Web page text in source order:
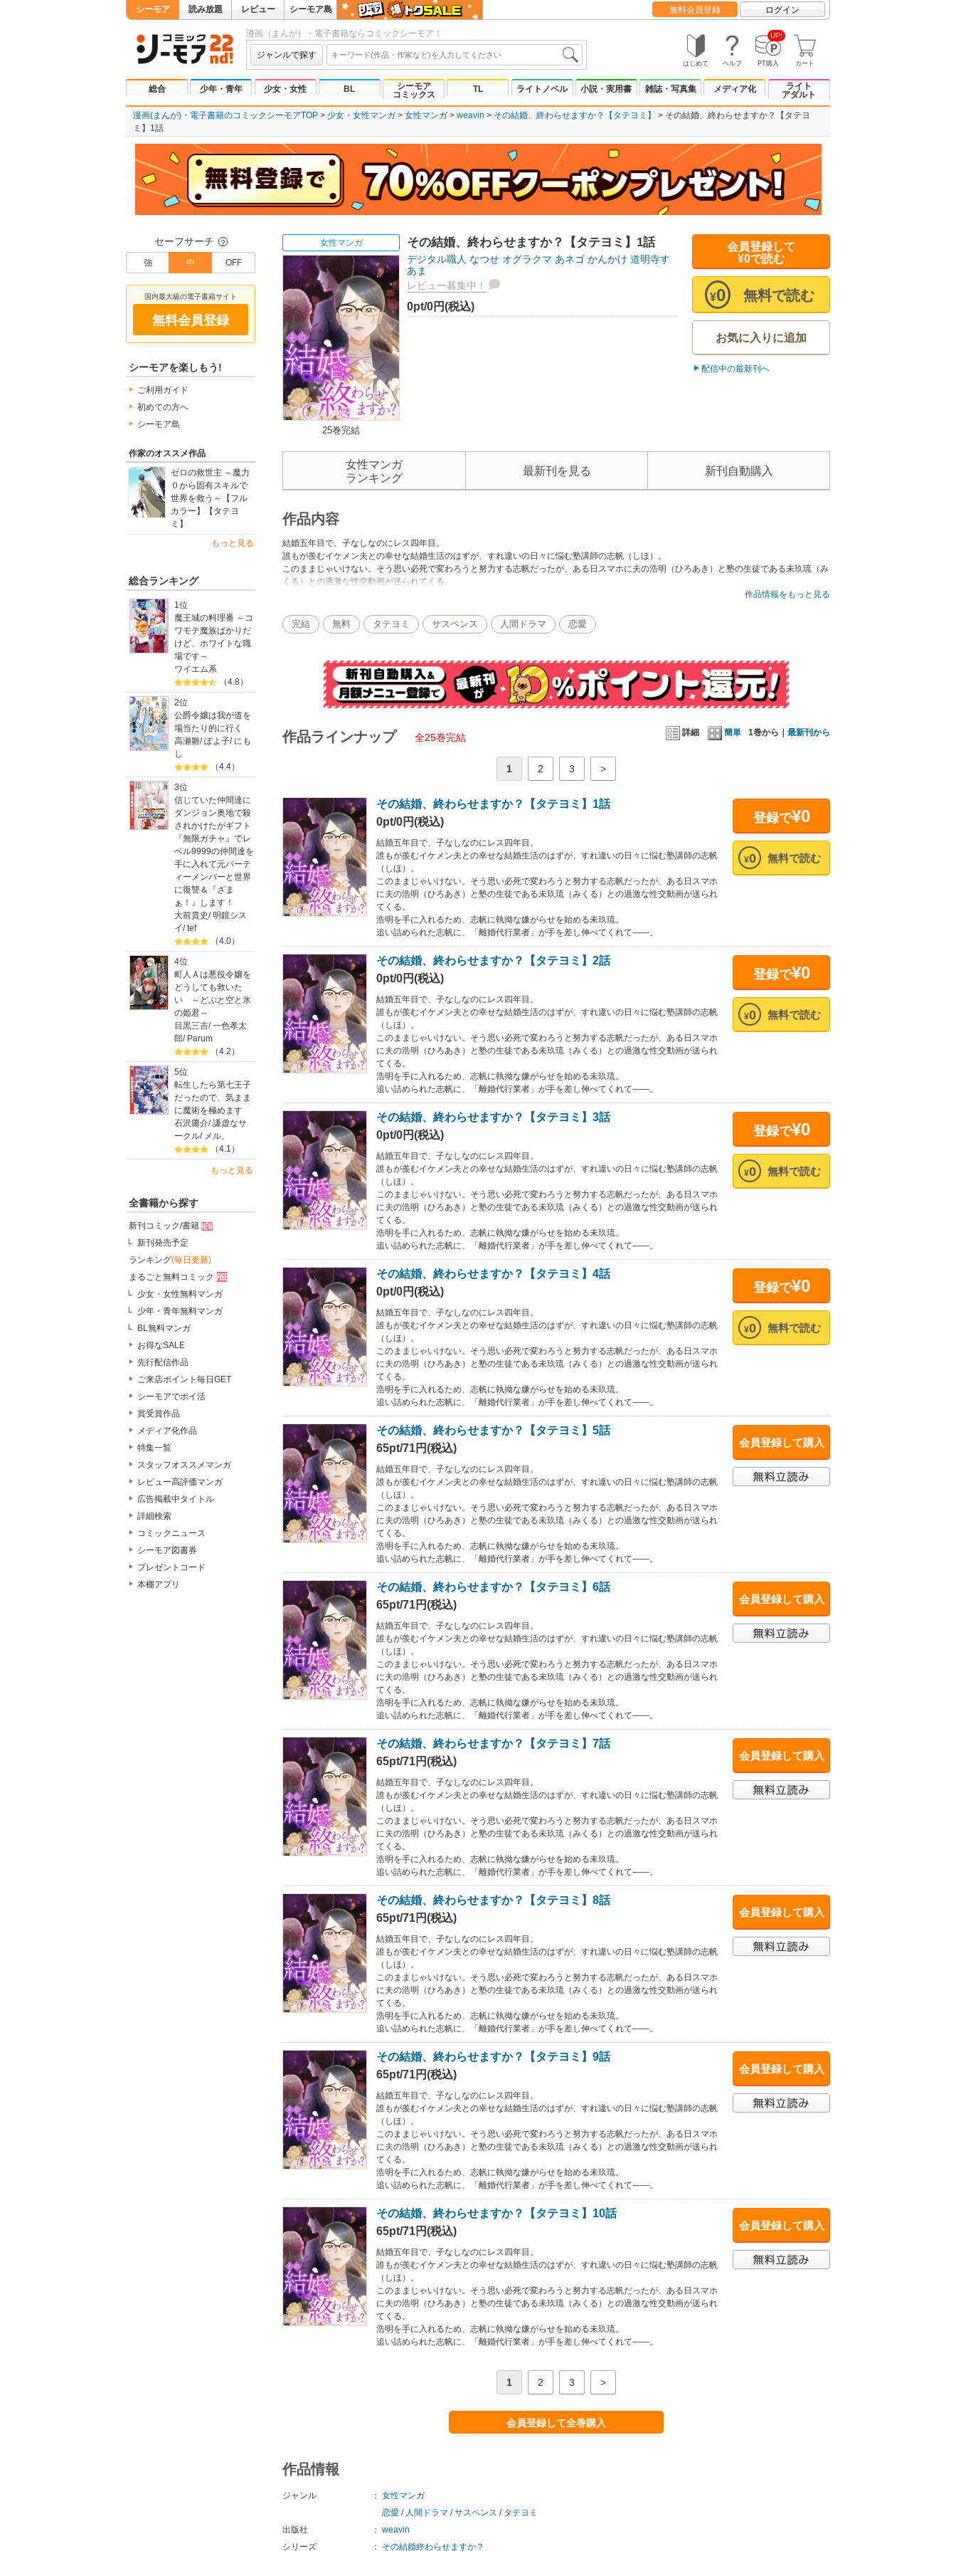
シーモア 読み放題 レビュー シーモア島 無料会員登録 ログイン
漫画（まんが）・電子書籍ならコミックシーモア！
ジャンルで探す
はじめて ヘルプ
UP!
PT購入 カート
総合 少年・青年 少女・女性 BL
シーモア
コミックス
TL ライトノベル 小説・実用書 雑誌・写真集 メディア化
ライト
アダルト
漫画(まんが)・電子書籍のコミックシーモアTOP 少女・女性マンガ 女性マンガ weavin その結婚、終わらせますか？【タテヨミ】
その結婚、終わらせますか？【タテヨ
ミ】1話
セーフサーチ ？
強 中 OFF
国内最大級の電子書籍サイト
無料会員登録
シーモアを楽しもう!
ご利用ガイド
初めての方へ
シーモア島
作家のオススメ作品
ゼロの救世主 ～魔力
０から固有スキルで
世界を救う～【フル
カラー】【タテヨ
ミ】
もっと見る
総合ランキング
1位
魔王城の料理番 ～コ
ワモテ魔族ばかりだ
けど、ホワイトな職
場です～
ワイエム系
（4.8）
2位
公爵令嬢は我が道を
場当たり的に行く
高瀬雛/ぽよ子/ にも
し
（4.4）
3位
信じていた仲間達に
ダンジョン奥地で殺
されかけたがギフト
『無限ガチャ』でレ
ベル9999の仲間達を
手に入れて元パーテ
ィーメンバーと世界
に復讐＆『ざま
ぁ！』します！
大前貴史/明鏡シス
イ/tef
（4.0）
4位
町人Ａは悪役令嬢を
どうしても救いた
い ～どぶと空と氷
の姫君～
目黒三吉/一色孝太
郎/ Parum
（4.2）
5位
転生したら第七王子
だったので、気まま
に魔術を極めます
石沢庸介/謙虚なサ
ークル/ メル。
（4.1）
もっと見る
全書籍から探す
新刊コミック/書籍
新刊発売予定
ランキング(毎日更新)
まるごと無料コミック
少女・女性無料マンガ
少年・青年無料マンガ
BL無料マンガ
お得なSALE
先行配信作品
ご来店ポイント毎日GET
シーモアでポイ活
賞受賞作品
メディア化作品
特集一覧
スタッフオススメマンガ
レビュー高評価マンガ
広告掲載中タイトル
詳細検索
コミックニュース
シーモア図書券
プレゼントコード
本棚アプリ
女性マンガ
25巻完結
その結婚、終わらせますか？【タテヨミ】1話
デジタル職人 なつせ オグラクマ あネゴ かんかけ 道明寺す
あま
レビュー募集中！
0pt/0円(税込)
会員登録して
¥0で読む
無料で読む
¥0
お気に入りに追加
配信中の最新刊へ
女性マンガ
ランキング
最新刊を見る 新刊自動購入
作品内容
結婚五年目で、子なしなのにレス四年目。
誰もが羨むイケメン夫との幸せな結婚生活のはずが、すれ違いの日々に悩む塾講師の志帆（しほ）。
このままじゃいけない。そう思い必死で変わろうと努力する志帆だったが、ある日スマホに夫の浩明（ひろあき）と塾の生徒である未玖琉（み
くる）との過激な性交動画が送られてくる。
作品情報をもっと見る
完結 無料 タテヨミ サスペンス 人間ドラマ 恋愛
詳細 簡単 1巻から｜ 最新刊から
作品ラインナップ 全25巻完結
1 2 3 >
登録で¥0
無料で読む
¥0
その結婚、終わらせますか？【タテヨミ】1話
0pt/0円(税込)
結婚五年目で、子なしなのにレス四年目。
誰もが羨むイケメン夫との幸せな結婚生活のはずが、すれ違いの日々に悩む塾講師の志帆
（しほ）。
このままじゃいけない。そう思い必死で変わろうと努力する志帆だったが、ある日スマホ
に夫の浩明（ひろあき）と塾の生徒である未玖琉（みくる）との過激な性交動画が送られ
てくる。
浩明を手に入れるため、志帆に執拗な嫌がらせを始める未玖琉。
追い詰められた志帆に、「離婚代行業者」が手を差し伸べてくれて――。
登録で¥0
無料で読む
¥0
その結婚、終わらせますか？【タテヨミ】2話
0pt/0円(税込)
結婚五年目で、子なしなのにレス四年目。
誰もが羨むイケメン夫との幸せな結婚生活のはずが、すれ違いの日々に悩む塾講師の志帆
（しほ）。
このままじゃいけない。そう思い必死で変わろうと努力する志帆だったが、ある日スマホ
に夫の浩明（ひろあき）と塾の生徒である未玖琉（みくる）との過激な性交動画が送られ
てくる。
浩明を手に入れるため、志帆に執拗な嫌がらせを始める未玖琉。
追い詰められた志帆に、「離婚代行業者」が手を差し伸べてくれて――。
登録で¥0
無料で読む
¥0
その結婚、終わらせますか？【タテヨミ】3話
0pt/0円(税込)
結婚五年目で、子なしなのにレス四年目。
誰もが羨むイケメン夫との幸せな結婚生活のはずが、すれ違いの日々に悩む塾講師の志帆
（しほ）。
このままじゃいけない。そう思い必死で変わろうと努力する志帆だったが、ある日スマホ
に夫の浩明（ひろあき）と塾の生徒である未玖琉（みくる）との過激な性交動画が送られ
てくる。
浩明を手に入れるため、志帆に執拗な嫌がらせを始める未玖琉。
追い詰められた志帆に、「離婚代行業者」が手を差し伸べてくれて――。
登録で¥0
無料で読む
¥0
その結婚、終わらせますか？【タテヨミ】4話
0pt/0円(税込)
結婚五年目で、子なしなのにレス四年目。
誰もが羨むイケメン夫との幸せな結婚生活のはずが、すれ違いの日々に悩む塾講師の志帆
（しほ）。
このままじゃいけない。そう思い必死で変わろうと努力する志帆だったが、ある日スマホ
に夫の浩明（ひろあき）と塾の生徒である未玖琉（みくる）との過激な性交動画が送られ
てくる。
浩明を手に入れるため、志帆に執拗な嫌がらせを始める未玖琉。
追い詰められた志帆に、「離婚代行業者」が手を差し伸べてくれて――。
会員登録して購入
その結婚、終わらせますか？【タテヨミ】5話
65pt/71円(税込)
結婚五年目で、子なしなのにレス四年目。
誰もが羨むイケメン夫との幸せな結婚生活のはずが、すれ違いの日々に悩む塾講師の志帆
（しほ）。
このままじゃいけない。そう思い必死で変わろうと努力する志帆だったが、ある日スマホ
に夫の浩明（ひろあき）と塾の生徒である未玖琉（みくる）との過激な性交動画が送られ
てくる。
浩明を手に入れるため、志帆に執拗な嫌がらせを始める未玖琉。
追い詰められた志帆に、「離婚代行業者」が手を差し伸べてくれて――。
会員登録して購入
その結婚、終わらせますか？【タテヨミ】6話
65pt/71円(税込)
結婚五年目で、子なしなのにレス四年目。
誰もが羨むイケメン夫との幸せな結婚生活のはずが、すれ違いの日々に悩む塾講師の志帆
（しほ）。
このままじゃいけない。そう思い必死で変わろうと努力する志帆だったが、ある日スマホ
に夫の浩明（ひろあき）と塾の生徒である未玖琉（みくる）との過激な性交動画が送られ
てくる。
浩明を手に入れるため、志帆に執拗な嫌がらせを始める未玖琉。
追い詰められた志帆に、「離婚代行業者」が手を差し伸べてくれて――。
会員登録して購入
その結婚、終わらせますか？【タテヨミ】7話
65pt/71円(税込)
結婚五年目で、子なしなのにレス四年目。
誰もが羨むイケメン夫との幸せな結婚生活のはずが、すれ違いの日々に悩む塾講師の志帆
（しほ）。
このままじゃいけない。そう思い必死で変わろうと努力する志帆だったが、ある日スマホ
に夫の浩明（ひろあき）と塾の生徒である未玖琉（みくる）との過激な性交動画が送られ
てくる。
浩明を手に入れるため、志帆に執拗な嫌がらせを始める未玖琉。
追い詰められた志帆に、「離婚代行業者」が手を差し伸べてくれて――。
会員登録して購入
その結婚、終わらせますか？【タテヨミ】8話
65pt/71円(税込)
結婚五年目で、子なしなのにレス四年目。
誰もが羨むイケメン夫との幸せな結婚生活のはずが、すれ違いの日々に悩む塾講師の志帆
（しほ）。
このままじゃいけない。そう思い必死で変わろうと努力する志帆だったが、ある日スマホ
に夫の浩明（ひろあき）と塾の生徒である未玖琉（みくる）との過激な性交動画が送られ
てくる。
浩明を手に入れるため、志帆に執拗な嫌がらせを始める未玖琉。
追い詰められた志帆に、「離婚代行業者」が手を差し伸べてくれて――。
会員登録して購入
その結婚、終わらせますか？【タテヨミ】9話
65pt/71円(税込)
結婚五年目で、子なしなのにレス四年目。
誰もが羨むイケメン夫との幸せな結婚生活のはずが、すれ違いの日々に悩む塾講師の志帆
（しほ）。
このままじゃいけない。そう思い必死で変わろうと努力する志帆だったが、ある日スマホ
に夫の浩明（ひろあき）と塾の生徒である未玖琉（みくる）との過激な性交動画が送られ
てくる。
浩明を手に入れるため、志帆に執拗な嫌がらせを始める未玖琉。
追い詰められた志帆に、「離婚代行業者」が手を差し伸べてくれて――。
会員登録して購入
その結婚、終わらせますか？【タテヨミ】10話
65pt/71円(税込)
結婚五年目で、子なしなのにレス四年目。
誰もが羨むイケメン夫との幸せな結婚生活のはずが、すれ違いの日々に悩む塾講師の志帆
（しほ）。
このままじゃいけない。そう思い必死で変わろうと努力する志帆だったが、ある日スマホ
に夫の浩明（ひろあき）と塾の生徒である未玖琉（みくる）との過激な性交動画が送られ
てくる。
浩明を手に入れるため、志帆に執拗な嫌がらせを始める未玖琉。
追い詰められた志帆に、「離婚代行業者」が手を差し伸べてくれて――。
1 2 3 >
会員登録して全巻購入
作品情報
ジャンル ： 女性マンガ
恋愛 / 人間ドラマ /サスペンス / タテヨミ
出版社
： weavin
シリーズ
： その結婚終わらせますか？